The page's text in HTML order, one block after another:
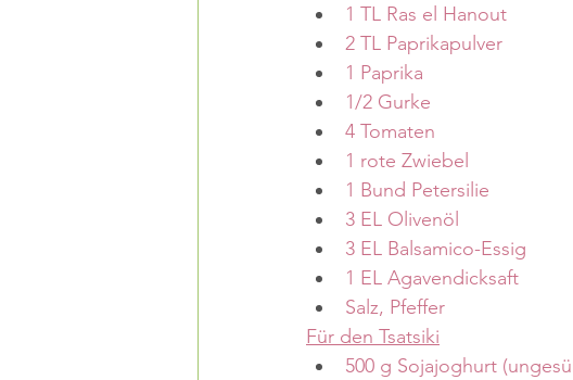
1 TL Ras el Hanout
2 TL Paprikapulver
1 Paprika
1/2 Gurke
4 Tomaten
1 rote Zwiebel
1 Bund Petersilie
3 EL Olivenöl
3 EL Balsamico-Essig
1 EL Agavendicksaft
Salz, Pfeffer
Für den Tsatsiki
500 g Sojajoghurt